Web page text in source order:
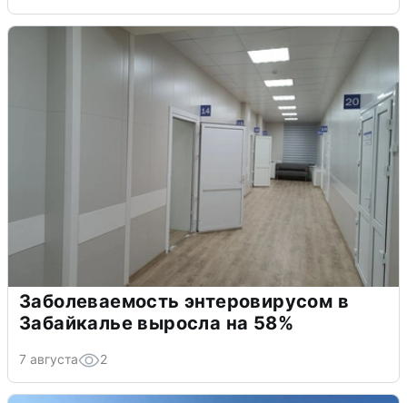
Заболеваемость энтеровирусом в
Забайкалье выросла на 58%
7 августа 2